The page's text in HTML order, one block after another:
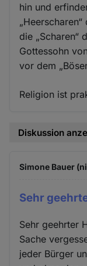
hin und
die „Scharen“
Gottessohn
vor dem
Religion ist
Diskussion
Simone Bauer
Sehr
Sehr geehrter
Sache
jeder Bürger